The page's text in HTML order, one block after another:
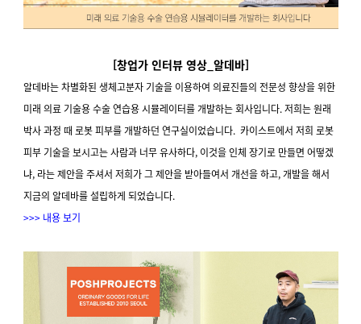
[창업가 인터뷰 영상_알데바]
알데바는 차별화된 생체고분자 기술을 이용하여 의료진들의 전문성 향상을 위한
미래 의료 기술용 수술 연습용 시뮬레이터를 개발하는 회사입니다. 저희는 원래
박사 과정 때 로봇 피부를 개발하던 연구실이었습니다. 카이스트에서 저희 로봇
피부 기술을 보시고는 사람과 너무 유사하다, 이것을 인체 장기로 만들면 어떻겠
냐, 라는 제안을 주셔서 저희가 그 제안을 받아들여서 개선을 하고, 개발을 해서
지금의 알데바를 설립하게 되었습니다.
>>> 내용 보기